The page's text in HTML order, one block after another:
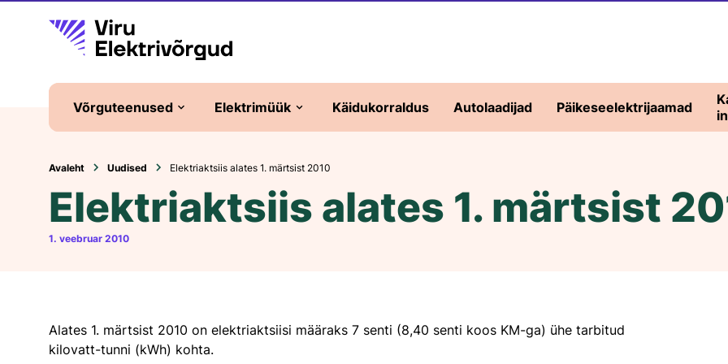
Võrguteenused
Liitumine elektrivõrguga
Elektritootja
Lisateenused
Plommimine
Elektrimüük
Elektripaketid
Universaalteenus
Käidukorraldus Autolaadijad Päikeseelektrijaamad
Avaleht Uudised Elektriaktsiis alates 1. märtsist 2010
Elektriaktsiis alates 1. märtsist
1. veebruar 2010
Alates 1. märtsist 2010 on elektriaktsiisi määraks 7 senti (8,40 senti koos KM-ga) ühe tarbitud
kilovatt-tunni (kWh) kohta.